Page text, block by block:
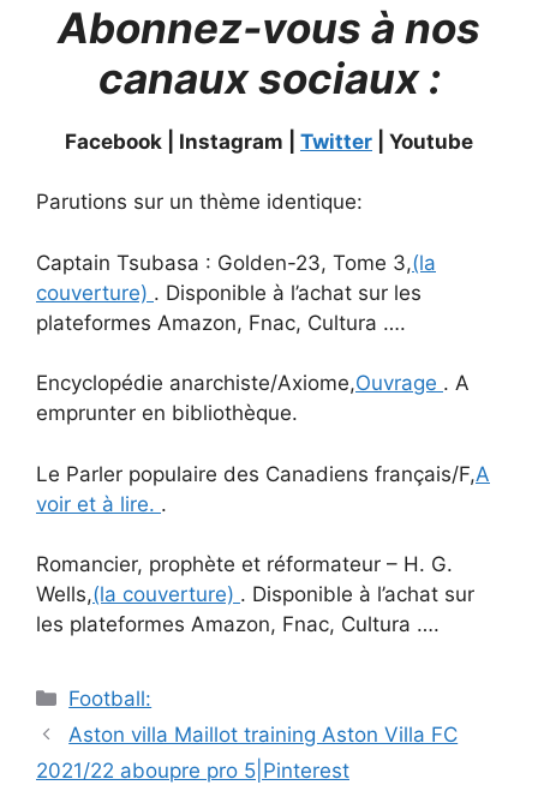
Abonnez-vous à nos
canaux sociaux :
Facebook | Instagram | Twitter | Youtube
Parutions sur un thème identique:
Captain Tsubasa : Golden-23, Tome 3,(la
couverture) . Disponible à l’achat sur les
plateformes Amazon, Fnac, Cultura ….
Encyclopédie anarchiste/Axiome,Ouvrage . A
emprunter en bibliothèque.
Le Parler populaire des Canadiens français/F,A
voir et à lire. .
Romancier, prophète et réformateur – H. G.
Wells,(la couverture) . Disponible à l’achat sur
les plateformes Amazon, Fnac, Cultura ….
Catégories
Football:
Navigation
des
Aston villa Maillot training Aston Villa FC
2021/22 aboupre pro 5|Pinterest